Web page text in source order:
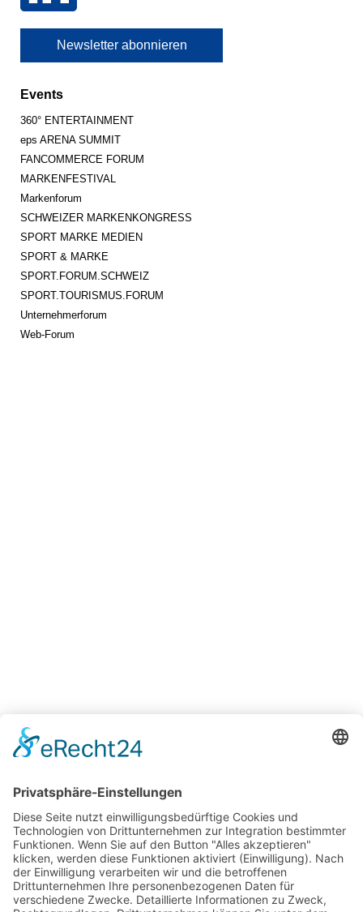
Newsletter abonnieren
Events
360° ENTERTAINMENT
eps ARENA SUMMIT
FANCOMMERCE FORUM
MARKENFESTIVAL
Markenforum
SCHWEIZER MARKENKONGRESS
SPORT MARKE MEDIEN
SPORT & MARKE
SPORT.FORUM.SCHWEIZ
SPORT.TOURISMUS.FORUM
Unternehmerforum
Web-Forum